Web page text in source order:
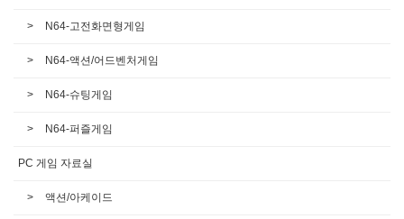
N64-고전화면형게임
N64-액션/어드벤처게임
N64-슈팅게임
N64-퍼즐게임
PC 게임 자료실
액션/아케이드